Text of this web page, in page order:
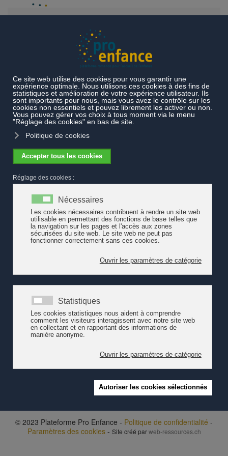
Projets réalisés
de l'enfance
Bénéfices de l'accueil de l'enfance
Bénéfices de l'accueil de l'enfance
réalisé dans le cadre de l'état des lieux en 2016,
produit un document recensant plusieurs éléments-clé à ce sujet.
Il donne un aperçu des effet positifs constatés par diverses
études tant du point de vue des performances scolaires, de la
et du dynamisme économique.
Les bénéfices de l'accueil de l'enfance
Voir également lesindicateurs de l'OCDE publiés en 2017
© 2023 Plateforme Pro Enfance - Politique de confidentialité -
Paramètres des cookies- Site créé parweb-ressources.ch